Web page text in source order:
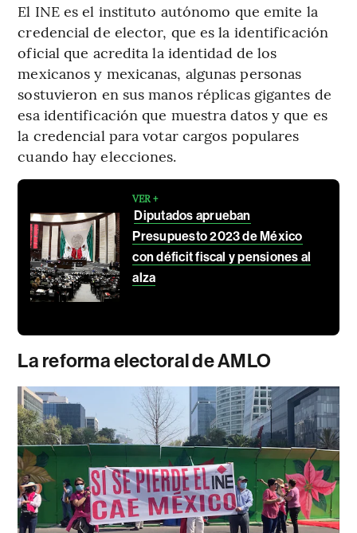
El INE es el instituto autónomo que emite la
credencial de elector, que es la identificación
oficial que acredita la identidad de los
mexicanos y mexicanas, algunas personas
sostuvieron en sus manos réplicas gigantes de
esa identificación que muestra datos y que es
la credencial para votar cargos populares
cuando hay elecciones.
VER +
Diputados aprueban
Presupuesto 2023 de México
con déficit fiscal y pensiones al
alza
La reforma electoral de AMLO